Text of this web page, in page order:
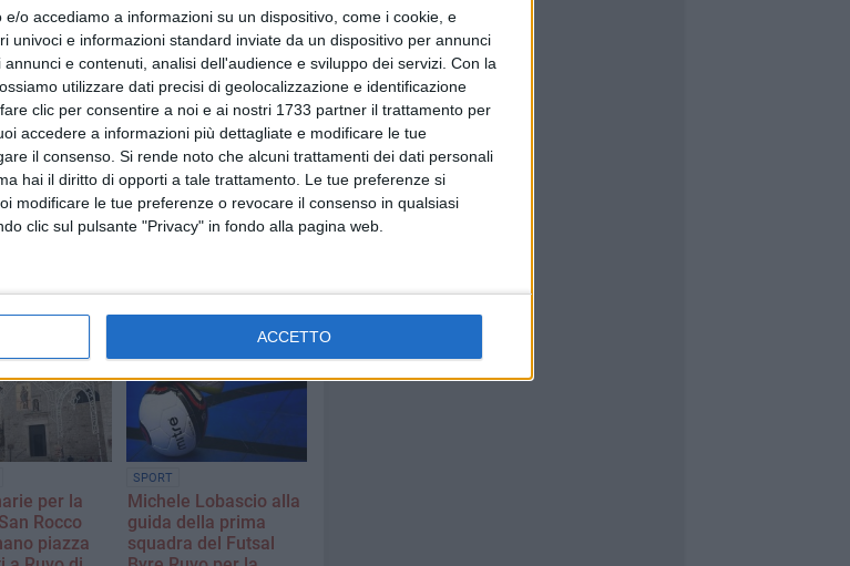
e/o accediamo a informazioni su un dispositivo, come i cookie, e
univoci e informazioni standard inviate da un dispositivo per annunci
e contenuti, analisi dell'audience e sviluppo dei servizi. Con la
utilizzare dati precisi di geolocalizzazione e identificazione
clic per consentire a noi e ai nostri 1733 partner il trattamento per
accedere a informazioni più dettagliate e modificare le tue
il consenso. Si rende noto che alcuni trattamenti dei dati personali
hai il diritto di opporti a tale trattamento. Le tue preferenze si
modificare le tue preferenze o revocare il consenso in qualsiasi
clic sul pulsante "Privacy" in fondo alla pagina web.
ACCETTO
8 AGOSTO 2026
Festa del SS. Salvatore, Ruvo si
raccoglie in preghiera – LE FOTO
per la
Rocco
piazza
SPORT
Michele Lobascio alla
guida della prima
squadra del Futsal